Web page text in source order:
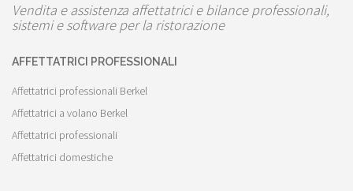
Vendita e assistenza affettatrici e bilance professionali,
sistemi e software per la ristorazione
AFFETTATRICI PROFESSIONALI
Affettatrici professionali Berkel
Affettatrici a volano Berkel
Affettatrici professionali
Affettatrici domestiche